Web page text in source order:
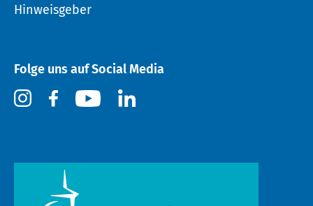
Hinweisgeber
Folge uns auf Social Media